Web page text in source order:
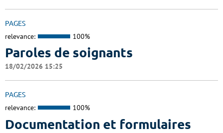
PAGES
relevance: 100%
Paroles de soignants
18/02/2026 15:25
PAGES
relevance: 100%
Documentation et formulaires